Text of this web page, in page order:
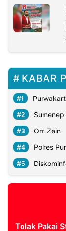
KABAR
Sumenep
Om Zein
Polres
Tolak Pakai